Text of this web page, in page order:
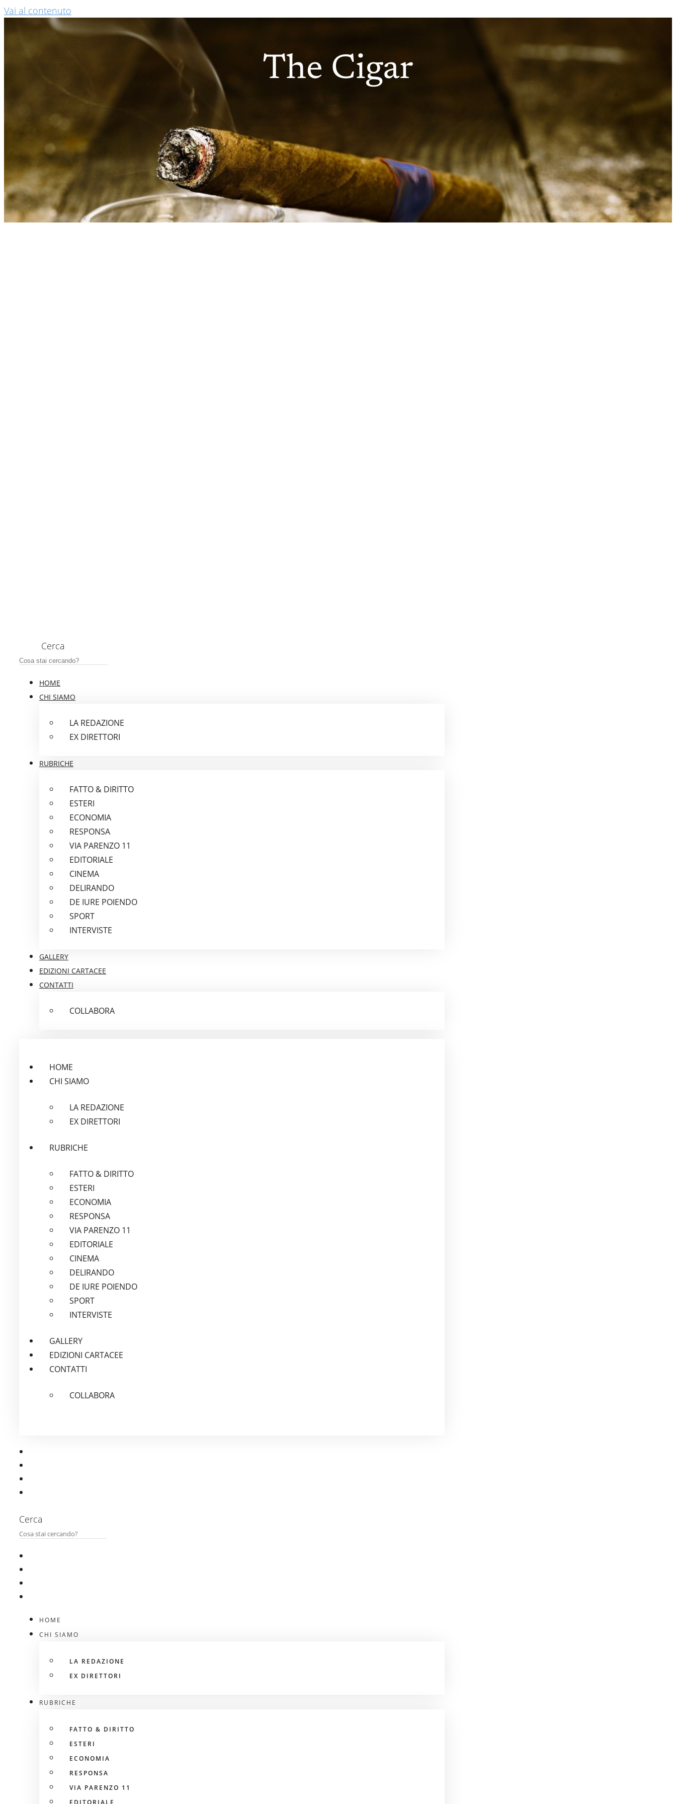
Vai al contenuto
The Cigar
Cerca
HOME
CHI SIAMO
LA REDAZIONE
EX DIRETTORI
RUBRICHE
FATTO & DIRITTO
ESTERI
ECONOMIA
RESPONSA
VIA PARENZO 11
EDITORIALE
CINEMA
DELIRANDO
DE IURE POIENDO
SPORT
INTERVISTE
GALLERY
EDIZIONI CARTACEE
CONTATTI
COLLABORA
HOME
CHI SIAMO
LA REDAZIONE
EX DIRETTORI
RUBRICHE
FATTO & DIRITTO
ESTERI
ECONOMIA
RESPONSA
VIA PARENZO 11
EDITORIALE
CINEMA
DELIRANDO
DE IURE POIENDO
SPORT
INTERVISTE
GALLERY
EDIZIONI CARTACEE
CONTATTI
COLLABORA
Cerca
HOME
CHI SIAMO
LA REDAZIONE
EX DIRETTORI
RUBRICHE
FATTO & DIRITTO
ESTERI
ECONOMIA
RESPONSA
VIA PARENZO 11
EDITORIALE